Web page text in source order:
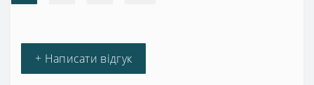
+ Написати відгук